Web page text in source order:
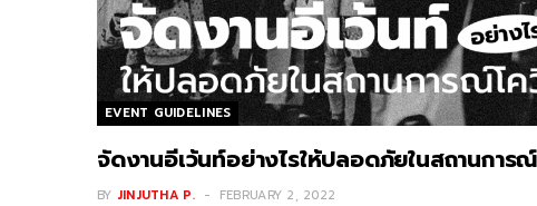
EVENT GUIDELINES
จัดงานอีเว้นท์อย่างไรให้ปลอดภัยในสถานการ
BY JINJUTHA P. FEBRUARY 2, 2022